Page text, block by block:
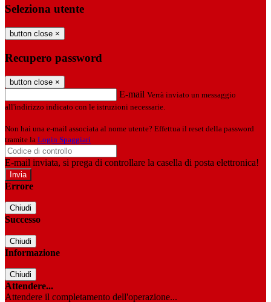
Seleziona utente
button close ×
Recupero password
button close ×
E-mail Verrà inviato un messaggio
all'indirizzo indicato con le istruzioni necessarie.
Non hai una e-mail associata al nome utente? Effettua il reset della password
tramite la Login Spaggiari
E-mail inviata, si prega di controllare la casella di posta elettronica!
Errore
Chiudi
Successo
Chiudi
Informazione
Chiudi
Attendere...
Attendere il completamento dell'operazione...